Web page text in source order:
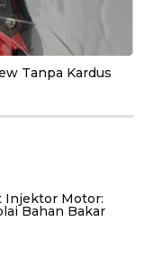
Tanpa Kardus
Injektor Motor:
Bahan Bakar